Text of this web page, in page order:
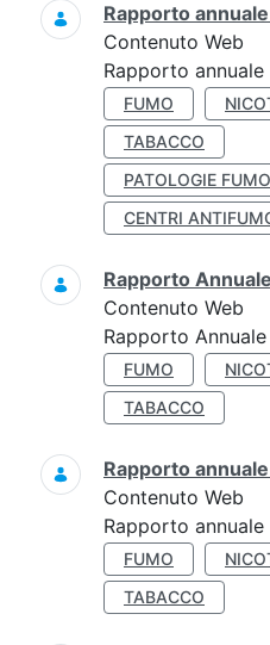
Rapporto
Contenuto Web
Rapporto
FUMO
TABACCO
PATOLOGIE
CENTRI
Rapporto
Contenuto Web
Rapporto Annuale
FUMO
TABACCO
Rapporto
Contenuto Web
Rapporto
FUMO
TABACCO